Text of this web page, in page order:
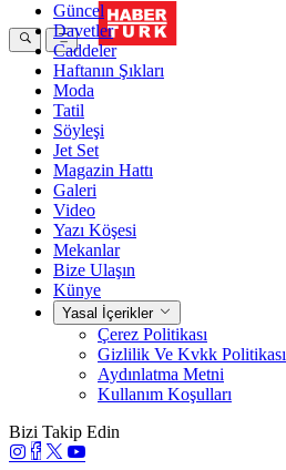
Güncel
Davetler
Caddeler
Haftanın Şıkları
Moda
Tatil
Söyleşi
Jet Set
Magazin Hattı
Galeri
Video
Yazı Köşesi
Mekanlar
Bize Ulaşın
Künye
Yasal İçerikler
Çerez Politikası
Gizlilik Ve Kvkk Politikası
Aydınlatma Metni
Kullanım Koşulları
Bizi Takip Edin